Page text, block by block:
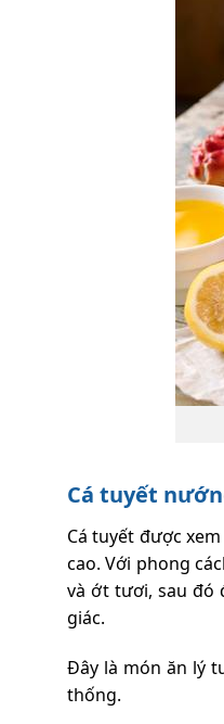
Cá tuyết
Cá tuyết được
cao. Với phong
và ớt tươi, sau đó
giác.
Đây là món ăn lý
thống.